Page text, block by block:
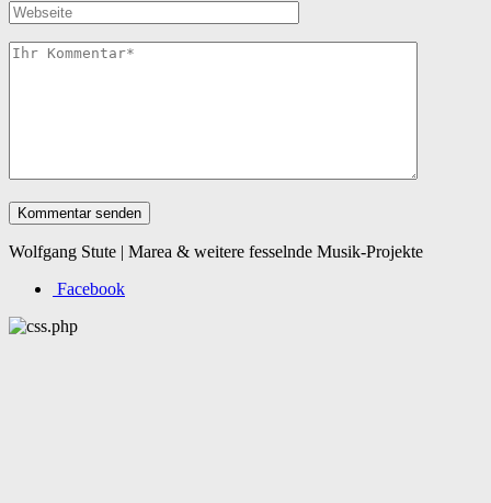
Wolfgang Stute | Marea & weitere fesselnde Musik-Projekte
Facebook